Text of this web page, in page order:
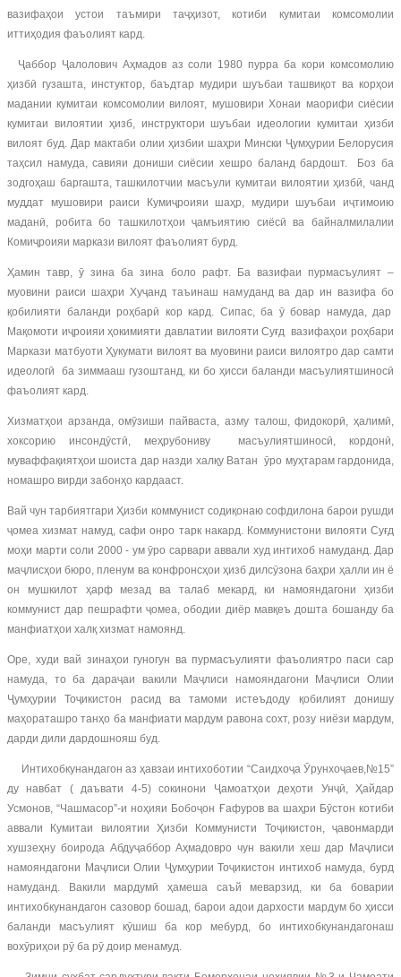
вазифаҳои устои таъмири таҷҳизот, котиби кумитаи комсомолии
иттиҳодия фаъолият кард.
Ҷаббор Ҷалолович Аҳмадов аз соли 1980 пурра ба кори комсомолию
ҳизбӣ гузашта, инстуктор, баъдтар мудири шуъбаи ташвиқот ва корҳои
мадании кумитаи комсомолии вилоят, мушовири Хонаи маорифи сиёсии
кумитаи вилоятии ҳизб, инструктори шуъбаи идеологии кумитаи ҳизби
вилоят буд. Дар мактаби олии ҳизбии шаҳри Мински Ҷумҳурии Белорусия
таҳсил намуда, савияи дониши сиёсии хешро баланд бардошт. Боз ба
зодгоҳаш баргашта, ташкилотчии масъули кумитаи вилоятии ҳизбӣ, чанд
муддат мушовири раиси Кумиҷроияи шаҳр, мудири шуъбаи иҷтимоию
маданӣ, робита бо ташкилотҳои ҷамъиятию сиёсӣ ва байналмилалии
Комиҷроияи маркази вилоят фаъолият бурд.
Ҳамин тавр, ӯ зина ба зина боло рафт. Ба вазифаи пурмасъулият –
муовини раиси шаҳри Хуҷанд таъинаш намуданд ва дар ин вазифа бо
қобилияти баланди роҳбарӣ кор кард. Сипас, ба ӯ бовар намуда, дар
Мақомоти иҷроияи ҳокимияти давлатии вилояти Суғд вазифаҳои роҳбари
Маркази матбуоти Ҳукумати вилоят ва муовини раиси вилоятро дар самти
идеологӣ ба зиммааш гузоштанд, ки бо ҳисси баланди масъулиятшиносӣ
фаъолият кард.
Хизматҳои арзанда, омӯзиши пайваста, азму талош, фидокорӣ, ҳалимӣ,
хоксорию инсондӯстӣ, меҳрубониву масъулиятшиносӣ, кордонӣ,
муваффақиятҳои шоиста дар назди халқу Ватан ӯро муҳтарам гардонида,
номашро вирди забонҳо кардааст.
Вай чун тарбиятгари Ҳизби коммунист содиқонаю софдилона барои рушди
ҷомеа хизмат намуд, сафи онро тарк накард. Коммунистони вилояти Суғд
моҳи марти соли 2000 - ум ӯро сарвари аввали худ интихоб намуданд. Дар
маҷлисҳои бюро, пленум ва конфронсҳои ҳизб дилсӯзона баҳри ҳалли ин ё
он мушкилот ҳарф мезад ва талаб мекард, ки намояндагони ҳизби
коммунист дар пешрафти ҷомеа, ободии диёр мавқеъ дошта бошанду ба
манфиатҳои халқ хизмат намоянд.
Оре, худи вай зинаҳои гуногун ва пурмасъулияти фаъолиятро паси сар
намуда, то ба дараҷаи вакили Маҷлиси намояндагони Маҷлиси Олии
Ҷумҳурии Тоҷикистон расид ва тамоми истеъдоду қобилият донишу
маҳораташро танҳо ба манфиати мардум равона сохт, розу ниёзи мардум,
дарди дили дардошнояш буд.
Интихобкунандагон аз ҳавзаи интихоботии “Саидхоҷа Ӯрунхоҷаев,№15”
ду навбат ( даъвати 4-5) сокинони Ҷамоатҳои деҳоти Унҷӣ, Ҳайдар
Усмонов, “Чашмасор”-и ноҳияи Бобоҷон Ғафуров ва шаҳри Бӯстон котиби
аввали Кумитаи вилоятии Ҳизби Коммунисти Тоҷикистон, ҷавонмарди
хушзеҳну боирода Абдуҷаббор Аҳмадовро чун вакили хеш дар Маҷлиси
намояндагони Маҷлиси Олии Ҷумҳурии Тоҷикистон интихоб намуда, бурд
намуданд. Вакили мардумӣ ҳамеша саъй меварзид, ки ба боварии
интихобкунандагон сазовор бошад, барои адои дархости мардум бо ҳисси
баланди масъулият кӯшиш ба кор мебурд, бо интихобкунандагонаш
вохӯриҳои рӯ ба рӯ доир менамуд.